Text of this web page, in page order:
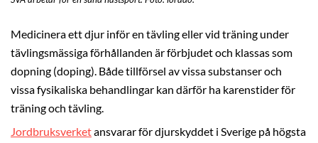
Medicinera ett djur inför en tävling eller vid träning under
tävlingsmässiga förhållanden är förbjudet och klassas som
dopning (doping). Både tillförsel av vissa substanser och
vissa fysikaliska behandlingar kan därför ha karenstider för
träning och tävling.
Jordbruksverketansvarar för djurskyddet i Sverige på högsta